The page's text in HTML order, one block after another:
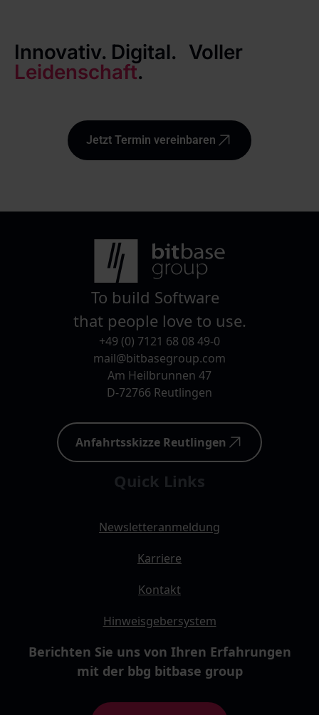
Innovativ. Digital. Voller
Leidenschaft.
Jetzt Termin vereinbaren
To build Software
that people love to use.
+49 (0) 7121 68 08 49-0
mail@bitbasegroup.com
Am Heilbrunnen 47
D-72766 Reutlingen
Anfahrtsskizze Reutlingen
Quick Links
Newsletteranmeldung
Karriere
Kontakt
Hinweisgebersystem
Berichten Sie uns von Ihren Erfahrungen
mit der bbg bitbase group